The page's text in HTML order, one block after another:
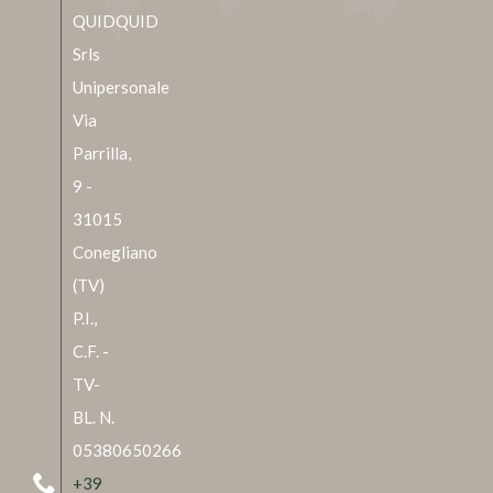
QUIDQUID
Srls
Unipersonale
Via
Parrilla,
9 -
31015
Conegliano
(TV)
P.I.,
C.F. -
TV-
BL. N.
05380650266
+39